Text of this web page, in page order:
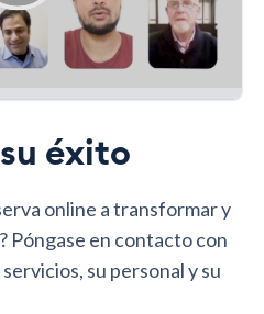
éxito
online a transformar y
Póngase en contacto con
su personal y su